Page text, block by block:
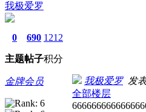
我极爱罗
0
主题
690
帖子
1212
积分
金牌会员 我极爱罗发表
全部楼层